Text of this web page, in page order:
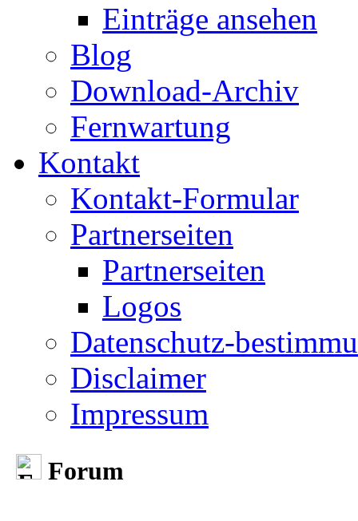
Einträge ansehen
Blog
Download-Archiv
Fernwartung
Kontakt
Kontakt-Formular
Partnerseiten
Partnerseiten
Logos
Datenschutz-
Disclaimer
Impressum
Forum